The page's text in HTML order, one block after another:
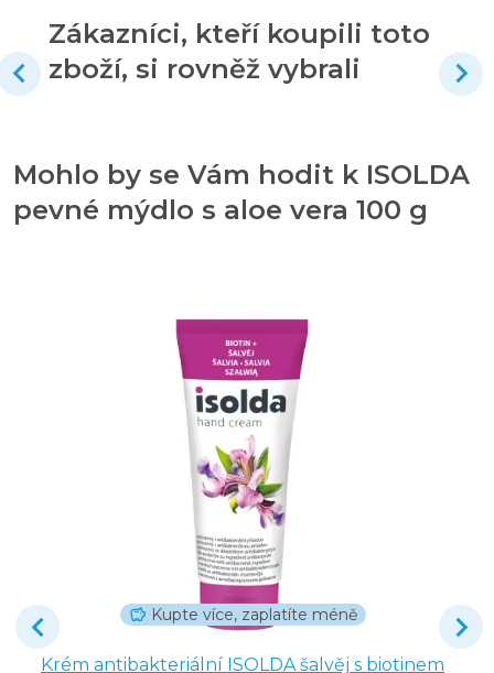
Zákazníci, kteří koupili toto
zboží, si rovněž vybrali
Mohlo by se Vám hodit k ISOLDA
pevné mýdlo s aloe vera 100 g
Kupte více, zaplatíte méně
Krém antibakteriální ISOLDA šalvěj s biotinem